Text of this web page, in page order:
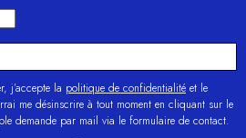
j’accepte la politique de confidentialité et le
me désinscrire à tout moment en cliquant sur le
demande par mail via le formulaire de contact.